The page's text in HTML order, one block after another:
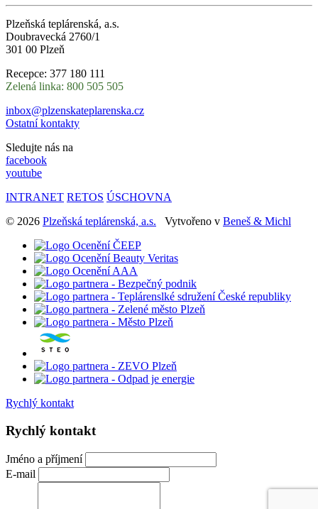
Plzeňská teplárenská, a.s.
Doubravecká 2760/1
301 00 Plzeň
Recepce: 377 180 111
Zelená linka: 800 505 505
inbox@plzenskateplarenska.cz
Ostatní kontakty
Sledujte nás na
facebook
youtube
INTRANET RETOS ÚSCHOVNA
© 2026 Plzeňská teplárenská, a.s. Vytvořeno v Beneš & Michl
Rychlý kontakt
Rychlý kontakt
Jméno a příjmení
E-mail